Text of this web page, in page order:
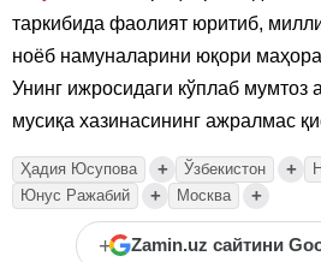
таркибида фаолият юритиб,
ноёб намуналарини юқори
Унинг ижросидаги кўплаб
мусиқа хазинасининг ажралмас
Ҳадия Юсупова + Ўзбекистон +
Юнус Ражабий + Москва +
+ Zamin.uz сайтини